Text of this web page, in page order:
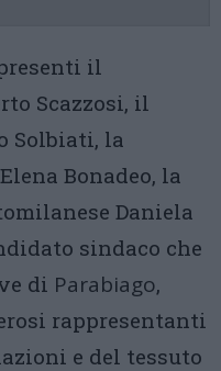
il
Scazzosi, il
Solbiati, la
Bonadeo, la
Daniela
sindaco che
di Parabiago,
rappresentanti
e del tessuto